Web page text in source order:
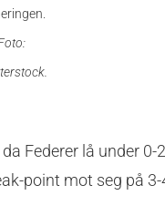
Federer lå under
point mot seg på